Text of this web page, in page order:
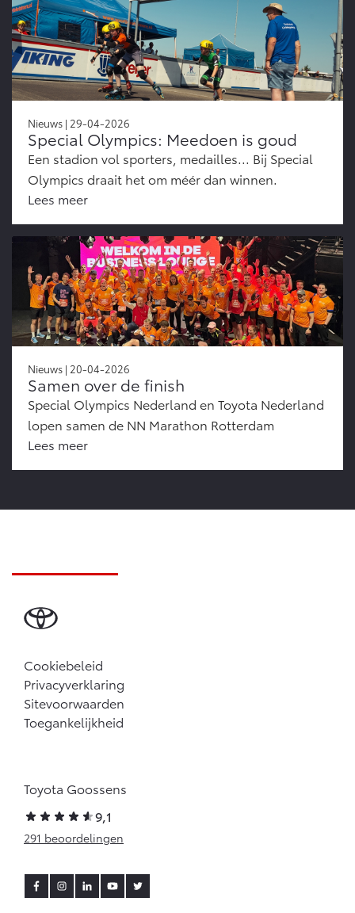
Nieuws | 29-04-2026
Special Olympics: Meedoen is goud
Een stadion vol sporters, medailles... Bij Special
Olympics draait het om méér dan winnen.
Lees meer
Nieuws | 20-04-2026
Samen over de finish
Special Olympics Nederland en Toyota Nederland
lopen samen de NN Marathon Rotterdam
Lees meer
Cookiebeleid
Privacyverklaring
Sitevoorwaarden
Toegankelijkheid
Toyota Goossens
9,1
291 beoordelingen